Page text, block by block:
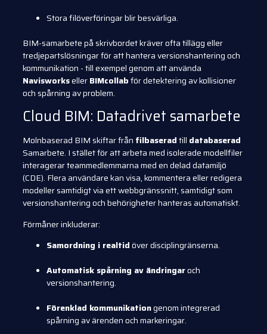
Stora filöverföringar blir besvärliga.
BIM-samarbete på skrivbordet kräver ofta tillägg eller
tredjepartslösningar för att hantera versionshantering och
kommunikation - till exempel genom att använda
NavisworksellerBIMcollabför detektering av kollisioner
och spårning av problem.
Cloud BIM: Datadrivet samarbete
Molnbaserad BIM skiftar från filbaseradtill databaserad
Samarbete. I stället för att arbeta med isolerade modellfiler
interagerar teammedlemmarna med en delad datamiljö
(CDE). Flera användare kan visa, kommentera eller redigera
modeller samtidigt via ett webbgränssnitt, samtidigt som
versionshantering och behörigheter hanteras automatiskt.
Förmåner inkluderar:
Samordning i realtidöver disciplingränserna.
Automatisk spårning av ändringaroch
versionshantering.
Förenklad kommunikationgenom integrerad
spårning av ärenden och markeringar.